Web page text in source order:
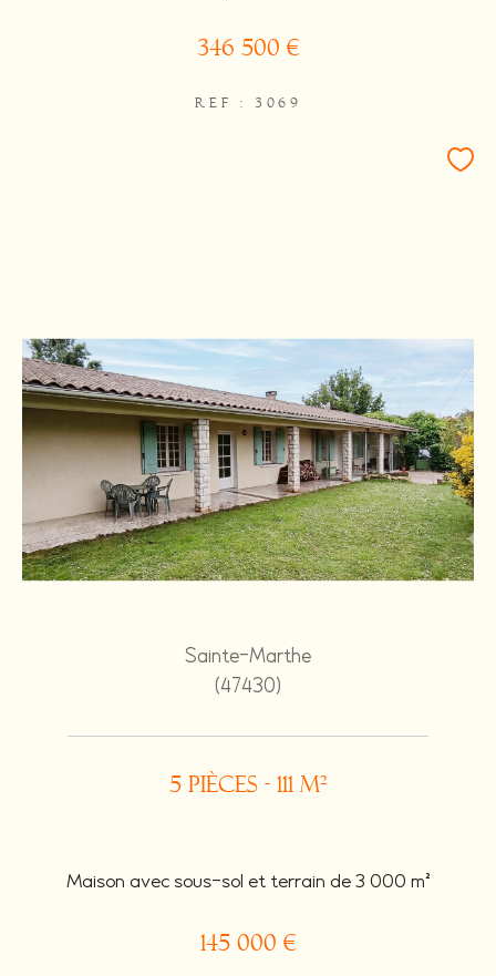
346 500 €
REF : 3069
Sainte-Marthe
(47430)
5 pièces - 111 m²
Maison avec sous-sol et terrain de 3 000 m²
145 000 €